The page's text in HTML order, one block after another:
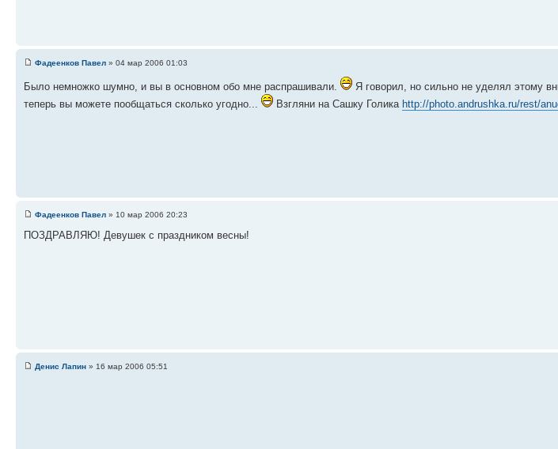
Фадеенков Павел » 04 мар 2006 01:03
Было немножко шумно, и вы в основном обо мне распрашивали.
Я говорил, но сильно не уделял этому
теперь вы можете пообщаться сколько угодно...
Взгляни на Сашку Голика http://photo.andrushka.ru/rest/
Фадеенков Павел » 10 мар 2006 20:23
ПОЗДРАВЛЯЮ! Девушек с праздником весны!
Денис Лапин » 16 мар 2006 05:51